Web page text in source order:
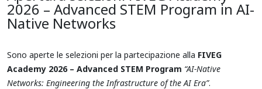
2026 – Advanced STEM Program in AI-
Native Networks
Sono aperte le selezioni per la partecipazione alla FIVEG
Academy 2026 – Advanced STEM Program “AI-Native
Networks: Engineering the Infrastructure of the AI Era”.